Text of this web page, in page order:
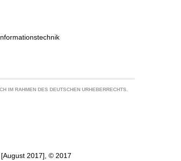
IM RAHMEN DES DEUTSCHEN URHEBERRECHTS.
2017], © 2017